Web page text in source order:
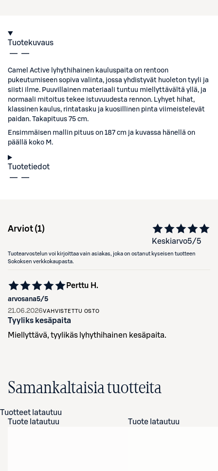
Tuotekuvaus
Camel Active lyhythihainen kauluspaita on rentoon
pukeutumiseen sopiva valinta, jossa yhdistyvät huoleton tyyli ja
siisti ilme. Puuvillainen materiaali tuntuu miellyttävältä yllä, ja
normaali mitoitus tekee istuvuudesta rennon. Lyhyet hihat,
klassinen kaulus, rintatasku ja kuosillinen pinta viimeistelevät
paidan. Takapituus 75 cm.
Ensimmäisen mallin pituus on 187 cm ja kuvassa hänellä on
päällä koko M.
Tuotetiedot
Arviot (1)
Keskiarvo5/5
Tuotearvostelun voi kirjoittaa vain asiakas, joka on ostanut kyseisen tuotteen
Sokoksen verkkokaupasta.
arvosana5/5
Perttu H.
21.06.2026VAHVISTETTU OSTO
Tyyliks kesäpaita
Miellyttävä, tyylikäs lyhythihainen kesäpaita.
Samankaltaisia tuotteita
Tuotteet latautuu
Tuote latautuu
Tuote latautuu